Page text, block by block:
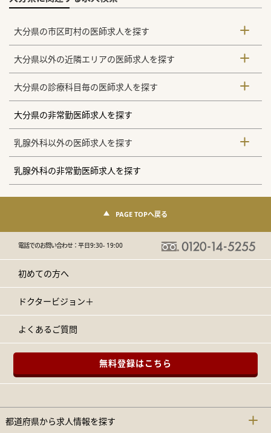
大分県の市区町村の医師求人を探す
大分県以外の近隣エリアの医師求人を探す
大分県の診療科目毎の医師求人を探す
大分県の非常勤医師求人を探す
乳腺外科以外の医師求人を探す
乳腺外科の非常勤医師求人を探す
PAGE TOPへ戻る
電話でのお問い合わせ：平日9:30- 19:00
初めての方へ
ドクタービジョン＋
よくあるご質問
無料登録はこちら
都道府県から求人情報を探す